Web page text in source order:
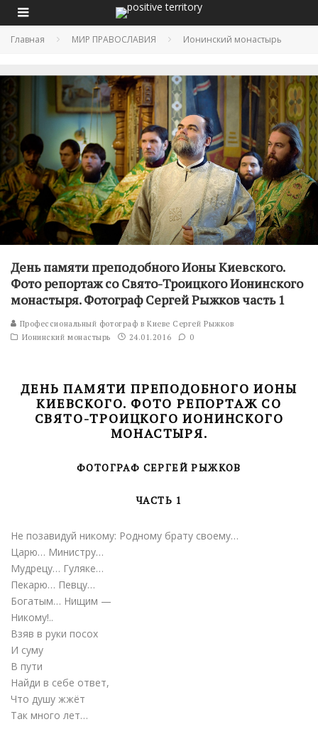
Главная МИР ПРАВОСЛАВИЯ Ионинский монастырь
День памяти преподобного Ионы Киевского.
Фото репортаж со Свято-Троицкого Ионинского
монастыря. Фотограф Сергей Рыжков часть 1
Профессиональный фотограф в Киеве Сергей Рыжков
Ионинский монастырь
24.01.2016 0
ДЕНЬ ПАМЯТИ ПРЕПОДОБНОГО ИОНЫ
КИЕВСКОГО. ФОТО РЕПОРТАЖ СО
СВЯТО-ТРОИЦКОГО ИОНИНСКОГО
МОНАСТЫРЯ.
ФОТОГРАФ СЕРГЕЙ РЫЖКОВ
ЧАСТЬ 1
Не позавидуй никому: Родному брату своему…
Царю… Министру…
Мудрецу… Гуляке…
Пекарю… Певцу…
Богатым… Нищим —
Никому!..
Взяв в руки посох
И суму
В пути
Найди в себе ответ,
Что душу жжёт
Так много лет…